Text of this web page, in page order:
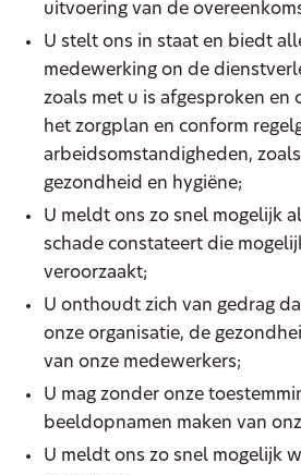
uitvoering van de
U stelt ons in staat en biedt
medewerking on de
zoals met u is afgesproken en
het zorgplan en conform
arbeidsomstandigheden,
gezondheid en hygiëne;
U meldt ons zo snel mogelijk
schade constateert die
veroorzaakt;
U onthoudt zich van gedrag
onze organisatie, de
van onze medewerkers;
U mag zonder onze
beeldopnamen maken van
U meldt ons zo snel mogelijk